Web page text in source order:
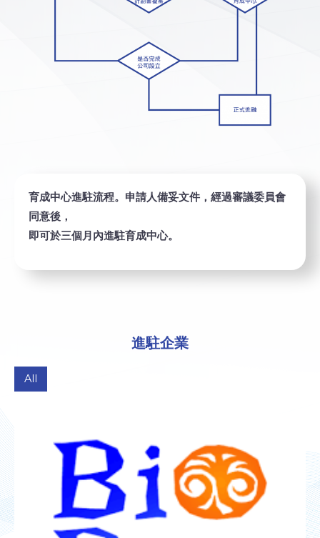
育成中心進駐流程。申請人備妥文件，經過審議委員會
同意後，
即可於三個月內進駐育成中心。
進駐企業
All